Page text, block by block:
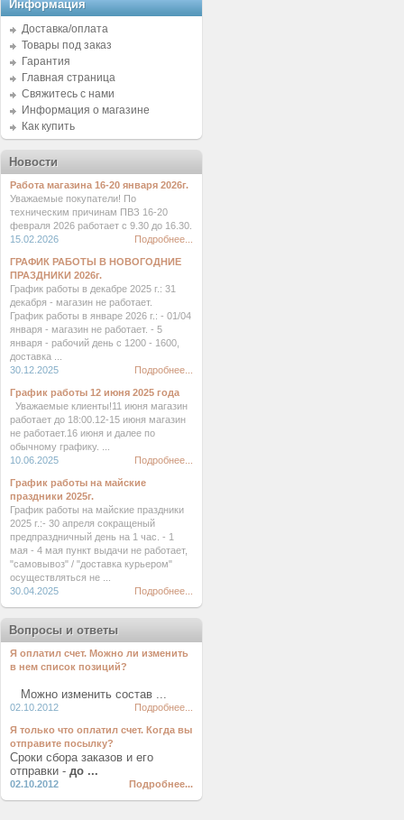
Информация
Доставка/оплата
Товары под заказ
Гарантия
Главная страница
Свяжитесь с нами
Информация о магазине
Как купить
Новости
Работа магазина 16-20 января 2026г.
Уважаемые покупатели! По
техническим причинам ПВЗ 16-20
февраля 2026 работает с 9.30 до 16.30.
15.02.2026
Подробнее...
ГРАФИК РАБОТЫ В НОВОГОДНИЕ
ПРАЗДНИКИ 2026г.
График работы в декабре 2025 г.: 31
декабря - магазин не работает.
График работы в январе 2026 г.: - 01/04
января - магазин не работает. - 5
января - рабочий день с 1200 - 1600,
доставка ...
30.12.2025
Подробнее...
График работы 12 июня 2025 года
Уважаемые клиенты!11 июня магазин
работает до 18:00.12-15 июня магазин
не работает.16 июня и далее по
обычному графику. ...
10.06.2025
Подробнее...
График работы на майские
праздники 2025г.
График работы на майские праздники
2025 г.:- 30 апреля сокращеный
предпраздничный день на 1 час. - 1
мая - 4 мая пункт выдачи не работает,
"самовывоз" / "доставка курьером"
осуществляться не ...
30.04.2025
Подробнее...
Вопросы и ответы
Я оплатил счет. Можно ли изменить
в нем список позиций?
Можно изменить состав ...
02.10.2012 Подробнее...
Я только что оплатил счет. Когда вы
отправите посылку?
Сроки сбора заказов и его
отправки - до ...
02.10.2012 Подробнее...